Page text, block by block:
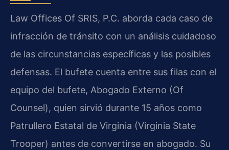
Law Offices Of SRIS, P.C. aborda cada caso de
infracción de tránsito con un análisis cuidadoso
de las circunstancias específicas y las posibles
defensas. El bufete cuenta entre sus filas con el
equipo del bufete, Abogado Externo (Of
Counsel), quien sirvió durante 15 años como
Patrullero Estatal de Virginia (Virginia State
Trooper) antes de convertirse en abogado. Su